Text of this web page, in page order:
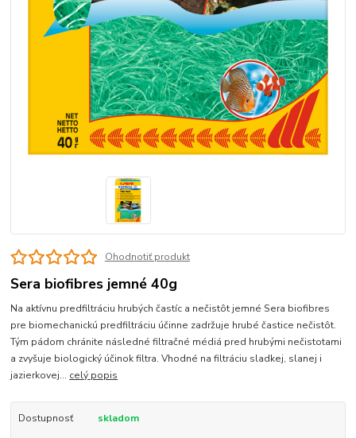
Ohodnotiť produkt
Sera biofibres jemné 40g
Na aktívnu predfiltráciu hrubých častíc a nečistôt jemné Sera biofibres
pre biomechanickú predfiltráciu účinne zadržuje hrubé častice nečistôt.
Tým pádom chránite následné filtračné médiá pred hrubými nečistotami
a zvyšuje biologický účinok filtra. Vhodné na filtráciu sladkej, slanej i
jazierkovej... celý popis
Dostupnosť skladom